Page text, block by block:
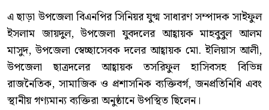
এ ছাড়া উপজেলা বিএনপির সিনিয়র যুগ্ম সাধারণ সম্পাদক সাইফুল
ইসলাম জায়দুল, উপজেলা যুবদলের আহ্বায়ক মাহবুবুল আলম
মাসুদ, উপজেলা স্বেচ্ছাসেবক দলের আহ্বায়ক মো. ইলিয়াস আলী,
উপজেলা ছাত্রদলের আহ্বায়ক তসরিফুল হাসিবসহ বিভিন্ন
রাজনৈতিক, সামাজিক ও প্রশাসনিক ব্যক্তিবর্গ, জনপ্রতিনিধি এবং
স্থানীয় গণ্যমান্য ব্যক্তিরা অনুষ্ঠানে উপস্থিত ছিলেন।